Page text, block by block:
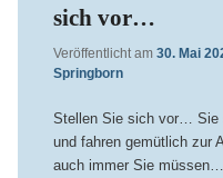
sich vor…
Veröffentlicht am 30. Mai
Springborn
Stellen Sie sich vor… Sie
und fahren gemütlich zur
auch immer Sie